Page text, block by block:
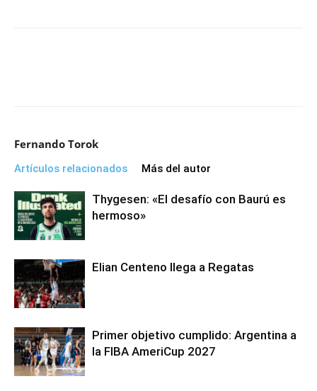
Fernando Torok
Artículos relacionados Más del autor
Thygesen: «El desafío con Baurú es
hermoso»
Elian Centeno llega a Regatas
Primer objetivo cumplido: Argentina a
la FIBA AmeriCup 2027